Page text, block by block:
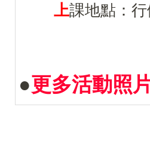
上課地點：
●更多活動照